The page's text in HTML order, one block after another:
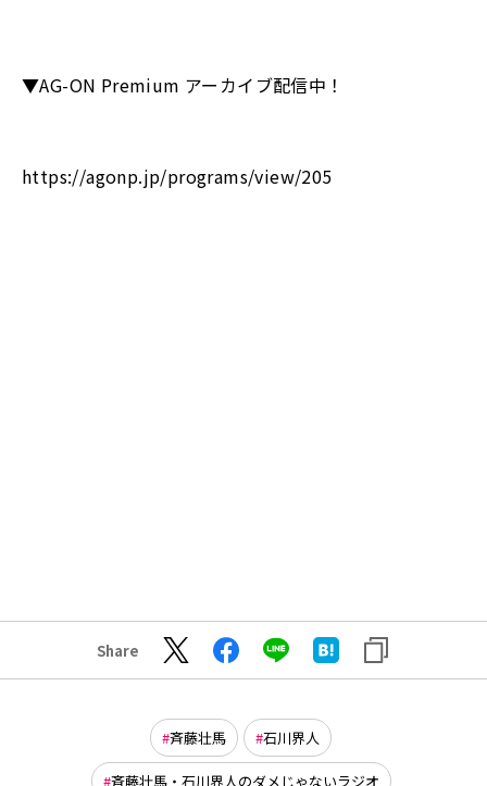
▼AG-ON Premium アーカイブ配信中！
https://agonp.jp/programs/view/205
Share
斉藤壮馬 石川界人
斉藤壮馬・石川界人のダメじゃないラジオ